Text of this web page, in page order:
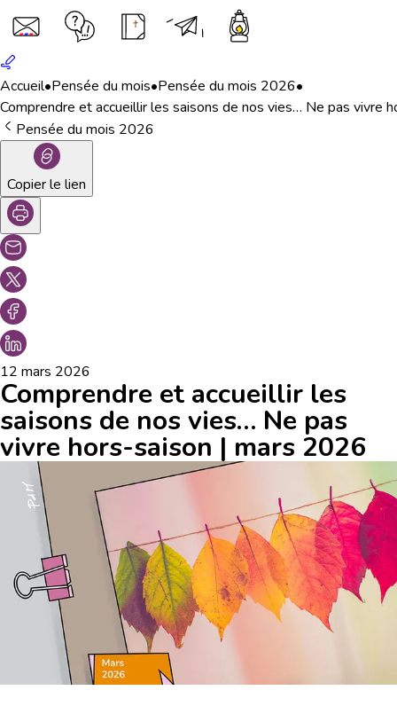
Accueil•Pensée du mois•Pensée du mois 2026•
Comprendre et accueillir les saisons de nos vies… Ne pas vivre
Pensée du mois 2026
Copier le lien
12 mars 2026
Comprendre et accueillir les
saisons de nos vies… Ne pas
vivre hors-saison | mars 2026